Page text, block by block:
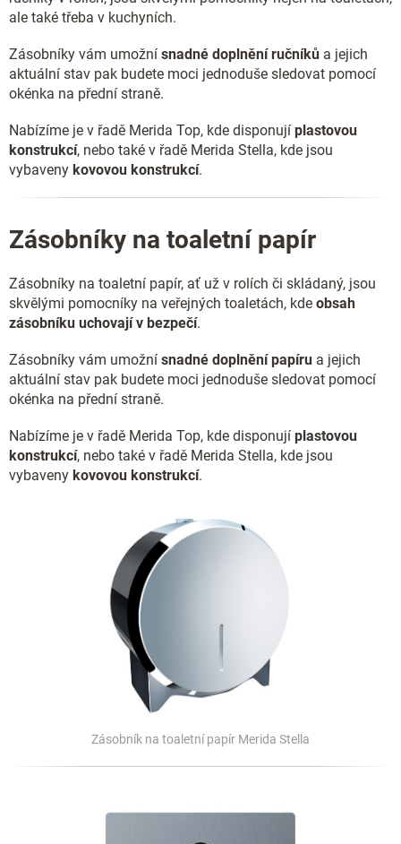
ale také třeba v kuchyních.
Zásobníky vám umožní snadné doplnění ručníků a jejich
aktuální stav pak budete moci jednoduše sledovat pomocí
okénka na přední straně.
Nabízíme je v řadě Merida Top, kde disponují plastovou
konstrukcí, nebo také v řadě Merida Stella, kde jsou
vybaveny kovovou konstrukcí.
Zásobníky na toaletní papír
Zásobníky na toaletní papír, ať už v rolích či skládaný, jsou
skvělými pomocníky na veřejných toaletách, kde obsah
zásobníku uchovají v bezpečí.
Zásobníky vám umožní snadné doplnění papíru a jejich
aktuální stav pak budete moci jednoduše sledovat pomocí
okénka na přední straně.
Nabízíme je v řadě Merida Top, kde disponují plastovou
konstrukcí, nebo také v řadě Merida Stella, kde jsou
vybaveny kovovou konstrukcí.
Zásobník na toaletní papír Merida Stella